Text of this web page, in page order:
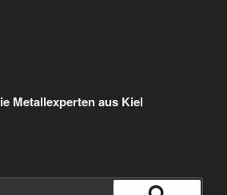
Metallexperten aus Kiel